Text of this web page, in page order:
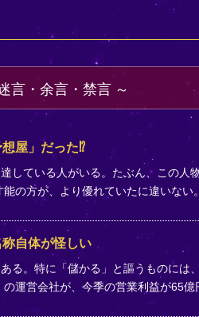
言・余言・禁言
屋」だった⁉
している人がいる。たぶん、この
の方が、より優れていたに違いない
称自体が怪しい
る。特に「儲かる」と謳うものには
運営会社が、今季の営業利益が65億